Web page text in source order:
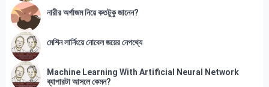
নারীর অর্গাজম নিয়ে কতটুকু জানেন?
মেশিন লার্নিংয়ে নোবেল জয়ের নেপথ্যে
Machine Learning With Artificial Neural Network
ব্যাপারটা আসলে কেমন?